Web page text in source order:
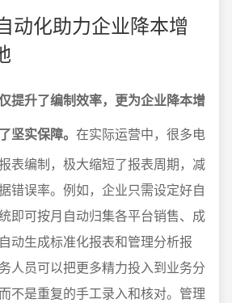
动化助力企业降本增
提升了编制效率，更为企业降本增
坚实保障。 在实际运营中，很多电
表编制，极大缩短了报表周期，减
错误率。例如，企业只需设定好自
即可按月自动归集各平台销售、成
动生成标准化报表和管理分析报
人员可以把更多精力投入到业务分
不是重复的手工录入和核对。管理